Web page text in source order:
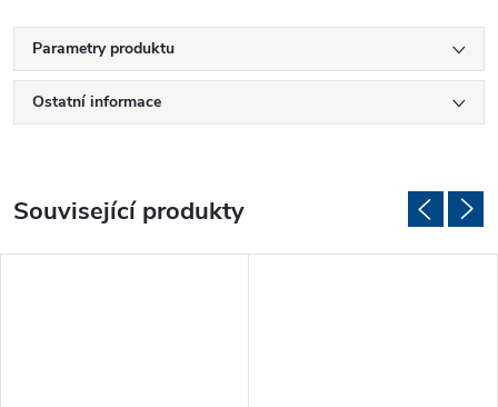
Parametry produktu
Ostatní informace
Související produkty